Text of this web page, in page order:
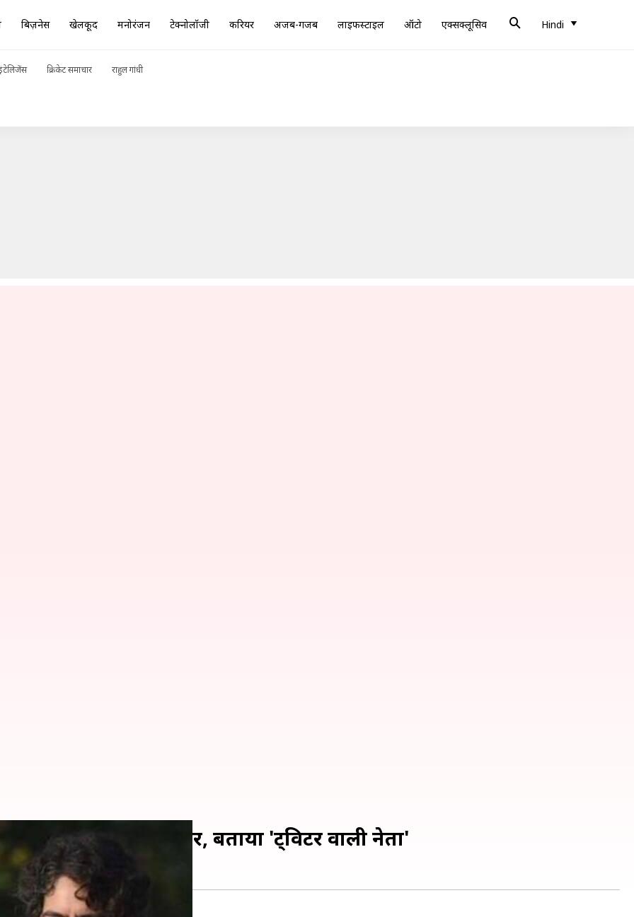
बिज़नेस खेलकूद मनोरंजन टेक्नोलॉजी करियर अजब-गजब लाइफस्टाइल ऑटो एक्सक्लूसिव Hindi
क्रिकेट समाचार राहुल गांधी
गांधी पर पलटवार, बताया 'ट्विटर वाली नेता'
प्रियंका गांधी पर पलटवार, बताया 'ट्विटर वाली नेता'